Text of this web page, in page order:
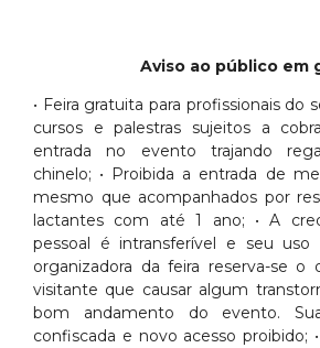
Aviso ao público em
• Feira gratuita para profissionais do
cursos e palestras sujeitos a
entrada no evento trajando
chinelo; • Proibida a entrada de
mesmo que acompanhados por
lactantes com até 1 ano; • A
pessoal é intransferível e seu uso
organizadora da feira reserva-se o
visitante que causar algum
bom andamento do evento.
confiscada e novo acesso proibido;